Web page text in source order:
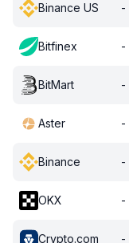
Binance US -
Bitfinex -
BitMart -
Aster -
Binance -
OKX -
Crypto.com -